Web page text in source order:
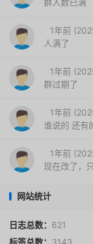
群人数已满
1年前
人满了
1年前
群过期了
1年前
谁说的 还有
1年前
现在改了，
网站统计
日志总数： 621
标签总数： 3143